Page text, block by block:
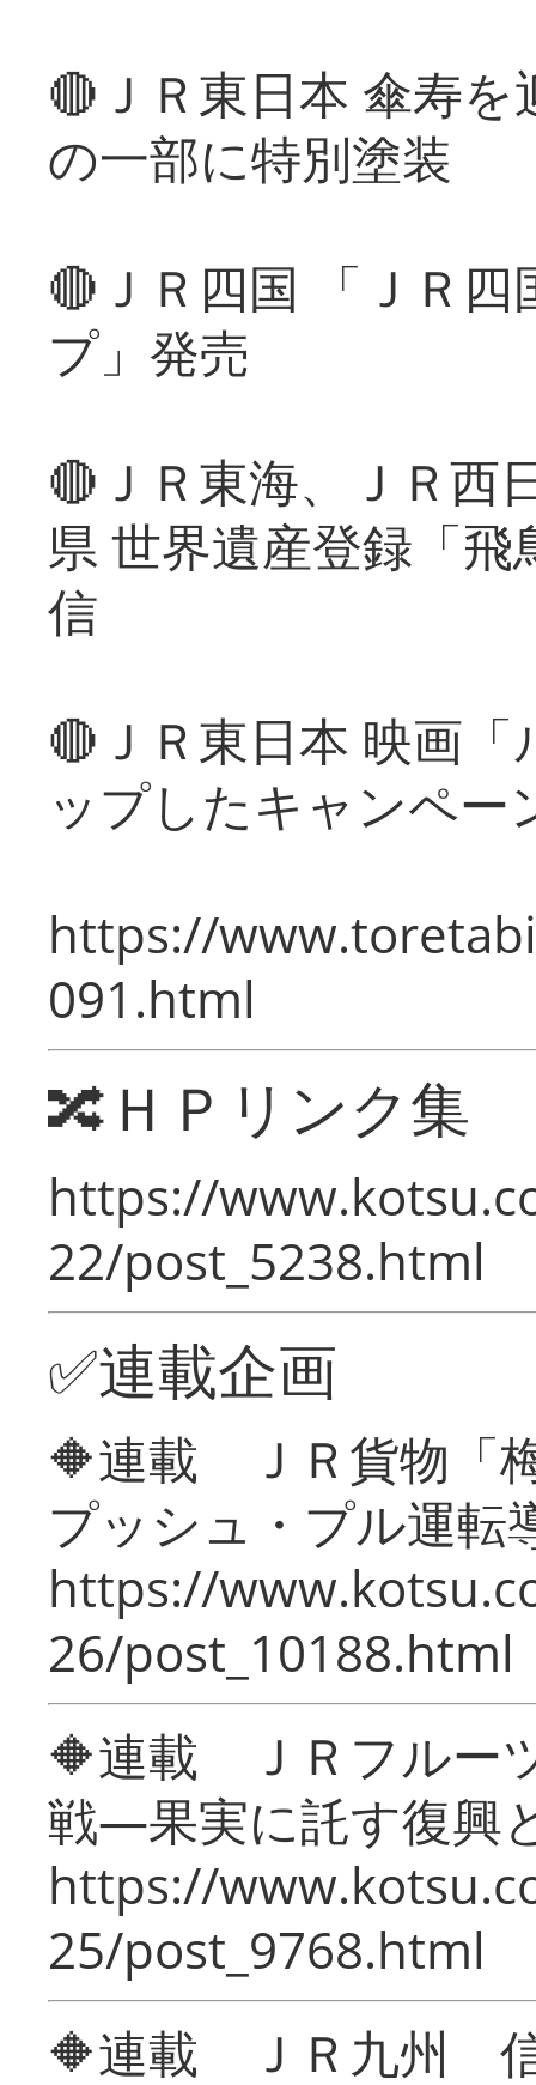
🔴ＪＲ東日本 傘寿
の一部に特別塗装
🔴ＪＲ四国 「ＪＲ
プ」発売
🔴ＪＲ東海、ＪＲ西
県 世界遺産登録「
信
🔴ＪＲ東日本 映画
ップしたキャンペー
https://
091.html
🔀ＨＰリンク集
https://
22/post_5238.html
✅連載企画
🔶連載 ＪＲ貨物「
プッシュ・プル運転
https://
26/post_10188.html
🔶連載 ＪＲフルー
戦―果実に託す復興
https://
25/post_9768.html
🔶連載 ＪＲ九州 信